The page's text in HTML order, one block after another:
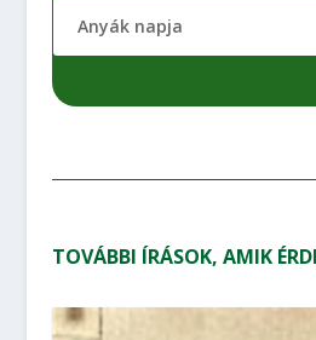
Anyák napja
TOVÁBBI ÍRÁSOK, AMIK